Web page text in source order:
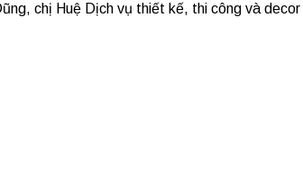
chị Huệ Dịch vụ thiết kế, thi công và